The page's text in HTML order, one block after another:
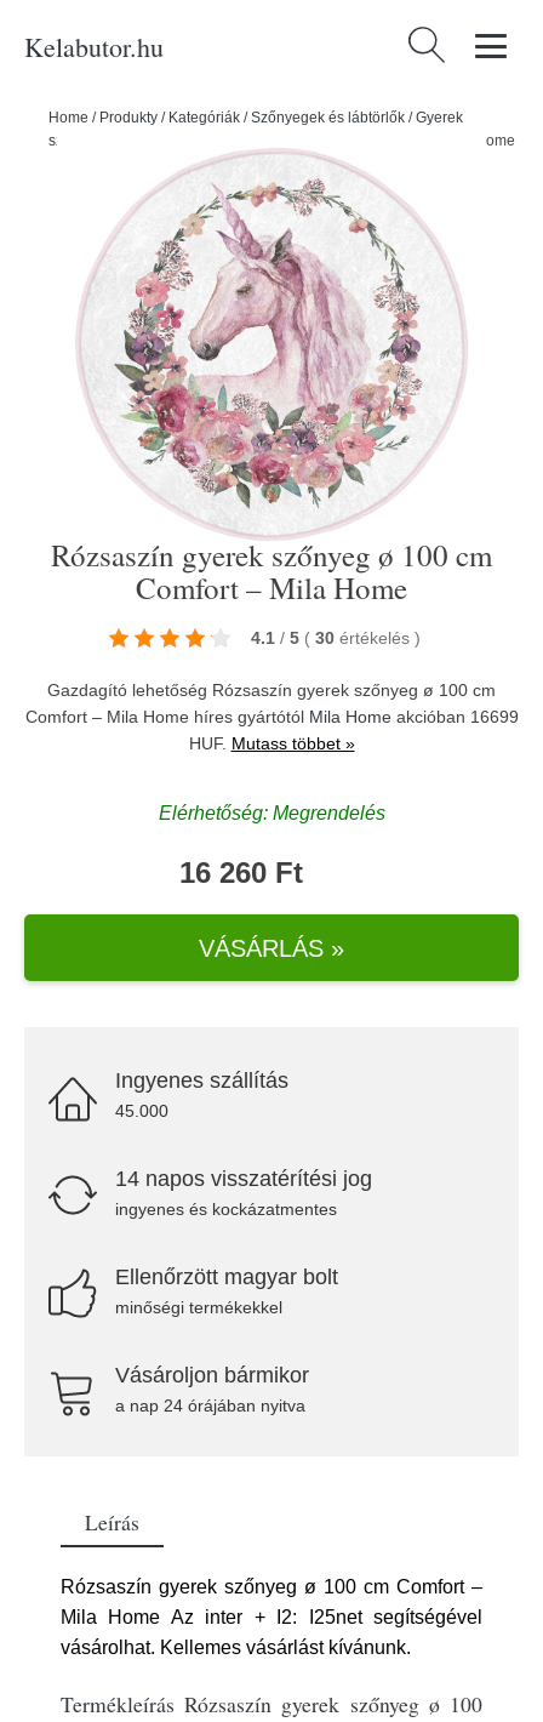
Kelabutor.hu Keresés:
Home / Produkty / Kategóriák /Szőnyegek és lábtörlők /Gyerek
szőnyegek
Rózsaszín gyerek szőnyeg ø 100 cm Comfort – Mila Home
Rózsaszín gyerek szőnyeg ø 100 cm
Comfort – Mila Home
4.1 / 5 ( 30 értékelés )
Gazdagító lehetőség Rózsaszín gyerek szőnyeg ø 100 cm
Comfort – Mila Home híres gyártótól Mila Homeakcióban 16699
HUF. Mutass többet »
Elérhetőség: Megrendelés
16 260 Ft
VÁSÁRLÁS »
Ingyenes szállítás
45.000
14 napos visszatérítési jog
ingyenes és kockázatmentes
Ellenőrzött magyar bolt
minőségi termékekkel
Vásároljon bármikor
a nap 24 órájában nyitva
Leírás
Rózsaszín gyerek szőnyeg ø 100 cm Comfort –
Mila Home Az inter + I2: I25net segítségével
vásárolhat. Kellemes vásárlást kívánunk.
Termékleírás Rózsaszín gyerek szőnyeg ø 100